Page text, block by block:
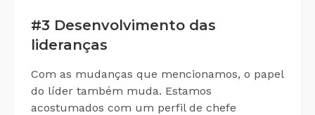
#3 Desenvolvimento das
lideranças
Com as mudanças que mencionamos, o papel
do líder também muda. Estamos
acostumados com um perfil de chefe